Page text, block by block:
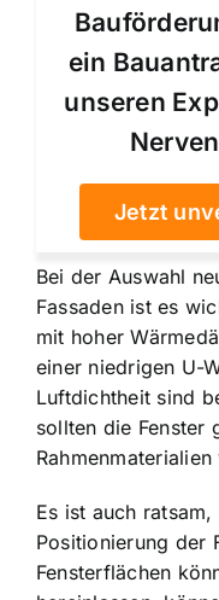
ein
unseren
Jetzt
Bei der Auswahl
Fassaden ist es
mit hoher
einer niedrigen U-
Luftdichtheit sind
sollten die Fenster
Es ist auch
Positionierung der
Fensterflächen